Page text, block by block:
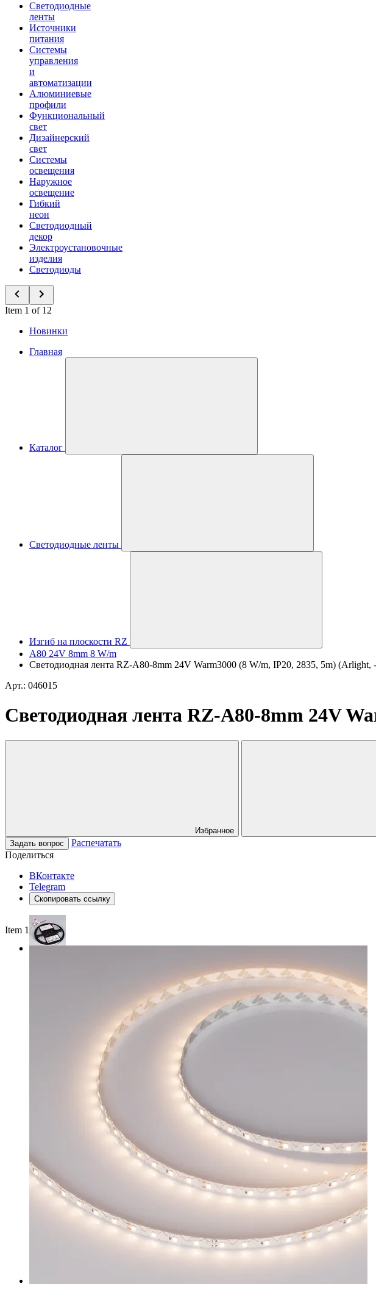
Светодиодные
ленты
Источники
питания
Системы
управления
и
автоматизации
Алюминиевые
профили
Функциональный
свет
Дизайнерский
свет
Системы
освещения
Наружное
освещение
Гибкий
неон
Светодиодный
декор
Электроустановочные
изделия
Светодиоды
Item 1 of 12
Новинки
Главная
Каталог
Светодиодные ленты
Изгиб на плоскости RZ
А80 24V 8mm 8 W/m
Светодиодная лента RZ-A80-8mm 24V Warm3000 (8 W/m, IP20, 2835, 5m) (Arlight,
Арт.: 046015
Светодиодная лента RZ-A80-8mm 24V
Избранное
Задать вопрос
Распечатать
Поделиться
ВКонтакте
Telegram
Скопировать ссылку
Item 1 of 3